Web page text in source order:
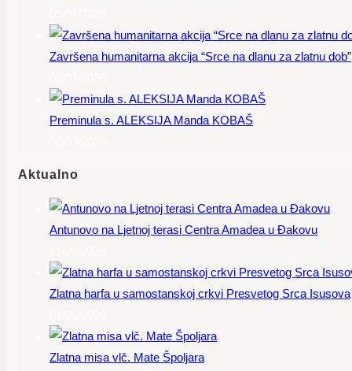
Završena humanitarna akcija “Srce na dlanu za zlatnu dob”
Preminula s. ALEKSIJA Manda KOBAŠ
Aktualno
Antunovo na Ljetnoj terasi Centra Amadea u Đakovu
Zlatna harfa u samostanskoj crkvi Presvetog Srca Isusova
Zlatna misa vlč. Mate Špoljara